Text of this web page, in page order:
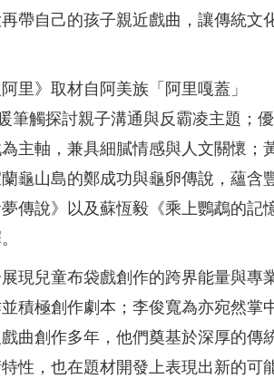
帶自己的孩子親近戲曲，讓傳統文
里》取材自阿美族「阿里嘎蓋」
筆觸探討親子溝通與反霸凌主題；
主軸，兼具細膩情感與人文關懷；
龜山島的鄭成功與龜卵傳說，蘊含
傳說》以及蘇恆毅《乘上鸚鵡的記
現兒童布袋戲創作的跨界能量與專
積極創作劇本；李俊寬為亦宛然掌
曲創作多年，他們奠基於深厚的傳
性，也在題材開發上表現出新的可能